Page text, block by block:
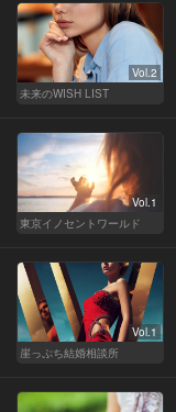
Vol.2
未来のWISH LIST
Vol.1
東京イノセントワールド
Vol.1
崖っぷち結婚相談所